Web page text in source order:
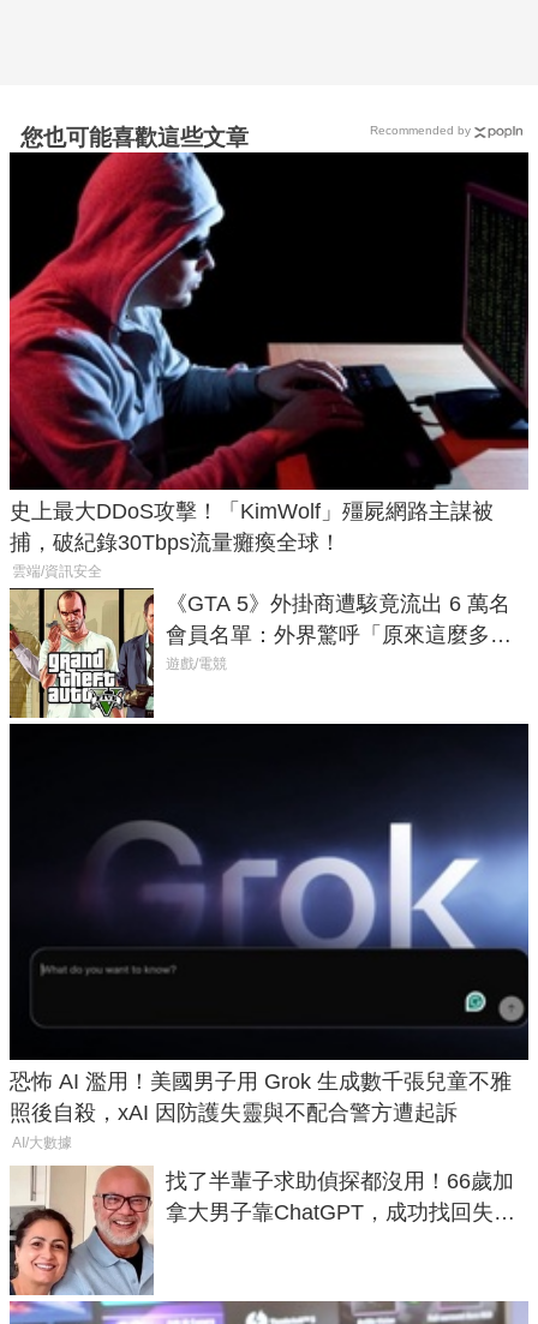
您也可能喜歡這些文章
史上最大DDoS攻擊！「KimWolf」殭屍網路主謀被
捕，破紀錄30Tbps流量癱瘓全球！
雲端/資訊安全
《GTA 5》外掛商遭駭竟流出 6 萬名
會員名單：外界驚呼「原來這麼多人
在開掛！」
遊戲/電競
恐怖 AI 濫用！美國男子用 Grok 生成數千張兒童不雅
照後自殺，xAI 因防護失靈與不配合警方遭起訴
AI/大數據
找了半輩子求助偵探都沒用！66歲加
拿大男子靠ChatGPT，成功找回失散
Recommended by